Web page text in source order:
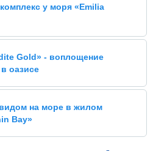
у моря «Emilia
Gold» - воплощение
оазисе
на море в жилом
Bay»